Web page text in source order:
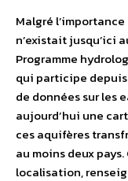
Malgré
n’existait jusqu’ici
Programme
qui participe depuis
de données sur les
aujourd’hui une
ces aquifères
au moins deux
localisation,